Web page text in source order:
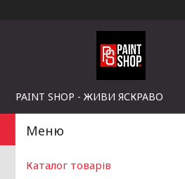
PAINT SHOP - ЖИВИ ЯСКРАВО
Каталог товарів